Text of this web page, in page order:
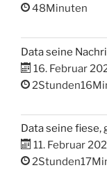
48Minuten
Data seine
16. Februar
Data seine
11. Februar